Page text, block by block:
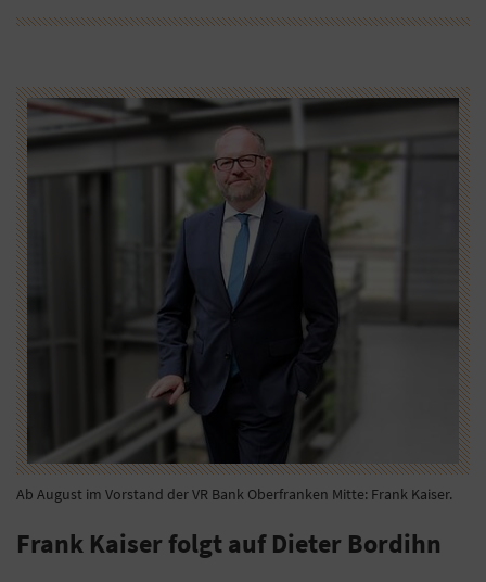
Ab August im Vorstand der VR Bank Oberfranken Mitte: Frank Kaiser.
Frank Kaiser folgt auf Dieter Bordihn